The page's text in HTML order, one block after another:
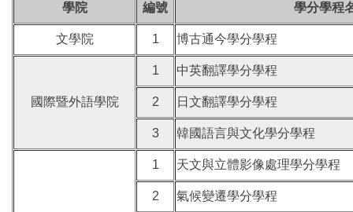
學院 編號 學分學程
文學院 1 博古通今學分學程
國際暨外語學院
1 中英翻譯學分學程
2 日文翻譯學分學程
3 韓國語言與文化學分學程
1 天文與立體影像處理學分學程
2 氣候變遷學分學程